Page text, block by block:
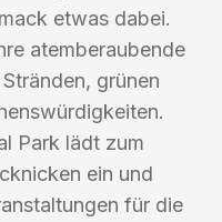
etwas dabei.
atemberaubende
grünen
Park lädt zum
ein und
für die